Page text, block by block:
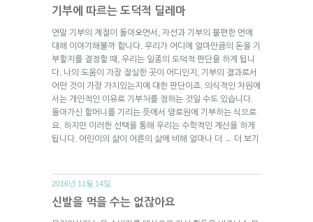
기부에 따르는 도덕적 딜레마
연말 기부의 계절이 돌아오면서, 자선과 기부의 불편한 면에
대해 이야기해볼까 합니다. 우리가 어디에 얼마만큼의 돈을 기
부할지를 결정할 때, 우리는 일종의 도덕적 판단을 하게 됩니
다. 나의 도움이 가장 절실한 곳이 어디인지, 기부의 결과로서
어떤 것이 가장 가치있는지에 대한 판단이죠. 의식적인 차원에
서는 개인적인 이유로 기부처를 정하는 것일 수도 있습니다.
돌아가신 할머니를 기리는 뜻에서 양로원에 기부하는 식으로
요. 하지만 이러한 선택을 통해 우리는 수학적인 계산을 하게
됩니다. 어린이의 삶이 어른의 삶에 비해 얼마나 더 → 더 보기
2016년 11월 14일.
신발을 먹을 수는 없잖아요